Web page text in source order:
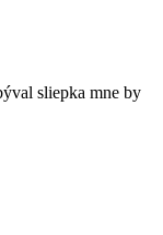
sliepka mne by